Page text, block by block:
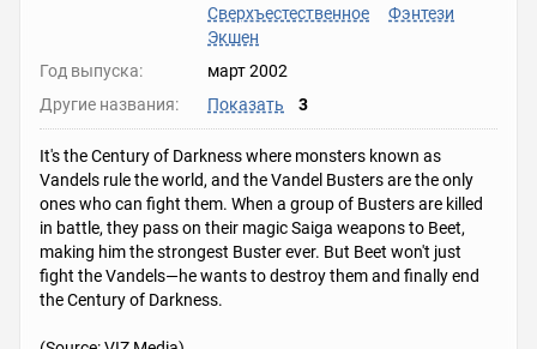
Сверхъестественное
Фэнтези
Экшен
Год выпуска:
март 2002
Другие названия:
Показать 3
It's the Century of Darkness where monsters known as
Vandels rule the world, and the Vandel Busters are the only
ones who can fight them. When a group of Busters are killed
in battle, they pass on their magic Saiga weapons to Beet,
making him the strongest Buster ever. But Beet won't just
fight the Vandels—he wants to destroy them and finally end
the Century of Darkness.